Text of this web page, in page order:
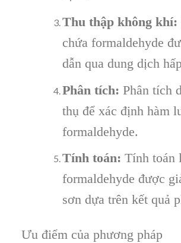
Thu thập không khí:
chứa formaldehyde
dẫn qua dung dịch
Phân tích: Phân tích
thụ để xác định hàm
formaldehyde.
Tính toán: Tính toán
formaldehyde được
sơn dựa trên kết quả
Ưu điểm của phương pháp